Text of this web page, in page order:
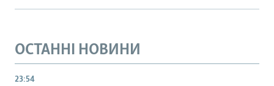
ОСТАННІ НОВИНИ
23:54